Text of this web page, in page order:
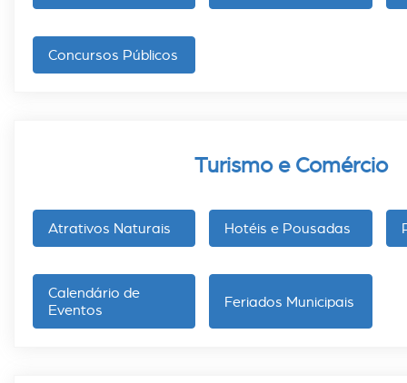
Concursos Públicos
Turismo e Comércio
Atrativos Naturais Hotéis e Pousadas
Calendário de
Eventos
Feriados Municipais